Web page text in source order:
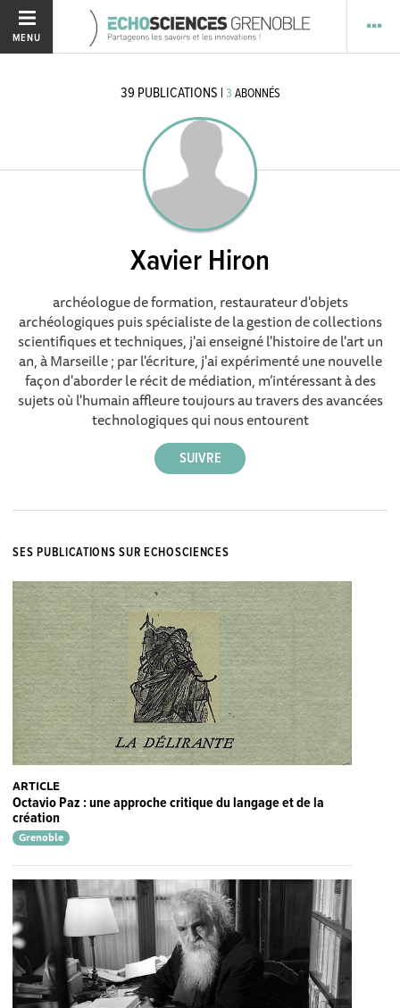
MENU
39 PUBLICATIONS | 3 ABONNÉS
Xavier Hiron
archéologue de formation, restaurateur d'objets
archéologiques puis spécialiste de la gestion de collections
scientifiques et techniques, j'ai enseigné l'histoire de l'art un
an, à Marseille ; par l'écriture, j'ai expérimenté une nouvelle
façon d'aborder le récit de médiation, m’intéressant à des
sujets où l'humain affleure toujours au travers des avancées
technologiques qui nous entourent
SES PUBLICATIONS SUR ECHOSCIENCES
ARTICLE
Octavio Paz : une approche critique du langage et de la
création
Grenoble